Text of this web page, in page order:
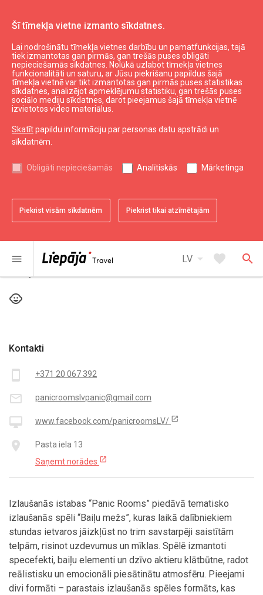
Šī tīmekļa vietne izmanto sīkdatnes.
Lai nodrošinātu tīmekļa vietnes darbību un pamatfunkcijas, tajā
tiek izmantotas gan pirmās, gan trešās puses obligāti
nepieciešamās sīkdatnes. Nolūkā uzlabot tīmekļa vietnes
funkcionalitāti un saturu, ar Jūsu piekrišanu papildus šajā
tīmekļa vietnē var tikt izmantotas gan pirmās puses statistikas
sīkdatnes, analizējot apmeklējumu statistiku, gan trešās puses
sociālo mediju sīkdatnes, darot pieejamus šajā tīmekļa vietnē
izvietotos video materiālus.
Skatītpapildu informāciju par personas datu apstrādi un
sīkdatnēm.
Obligāti nepieciešamās Analītiskās Mārketinga
Piekrist visām sīkdatnēm Piekrist tikai atzīmētajām
menu LV arrow_drop_down favorite search
Darīt un redzēt Aktīvā atpūta
Izlaušanās istabas "Panic Room"
Kontakti
smartphone +371 20 067 392
mail_outline panicroomslvpanic@gmail.com
desktop_mac www.facebook.com/panicroomsLV/ open_in_new
place
Pasta iela 13
Saņemt norādes open_in_new
Izlaušanās istabas “Panic Rooms” piedāvā tematisko
izlaušanās spēli “Baiļu mežs”, kuras laikā dalībniekiem
stundas ietvaros jāizkļūst no trim savstarpēji saistītām
telpām, risinot uzdevumus un mīklas. Spēlē izmantoti
specefekti, baiļu elementi un dzīvo aktieru klātbūtne, radot
reālistisku un emocionāli piesātinātu atmosfēru. Pieejami
divi formāti – parastais izlaušanās spēles formāts, kas
child_care